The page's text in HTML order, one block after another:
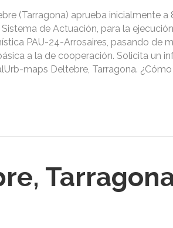
(Tarragona) aprueba inicialmente a
de Actuación, para la
PAU-24-Arrosaires, pasando de
a la de cooperación. Solicita un
maps Deltebre, Tarragona.